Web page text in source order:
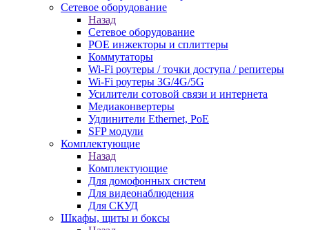
Сетевое оборудование
Назад
Сетевое оборудование
POE инжекторы и сплиттеры
Коммутаторы
Wi-Fi роутеры / точки доступа / репитеры
Wi-Fi роутеры 3G/4G/5G
Усилители сотовой связи и интернета
Медиаконвертеры
Удлинители Ethernet, PoE
SFP модули
Комплектующие
Назад
Комплектующие
Для домофонных систем
Для видеонаблюдения
Для СКУД
Шкафы, щиты и боксы